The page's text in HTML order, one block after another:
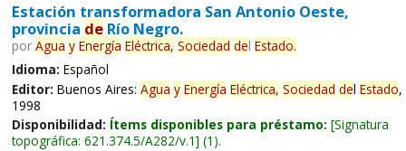
Estación transformadora San Antonio Oeste,
provincia deRío Negro.
por Agua y Energía Eléctrica, Sociedad del Estado.
Idioma: Español
Editor: Buenos Aires: Agua y Energía Eléctrica, Sociedad del Estado,
1998
Disponibilidad: Ítems disponibles para préstamo: Signatura
topográfica: 621.374.5/A282/v.1 (1).